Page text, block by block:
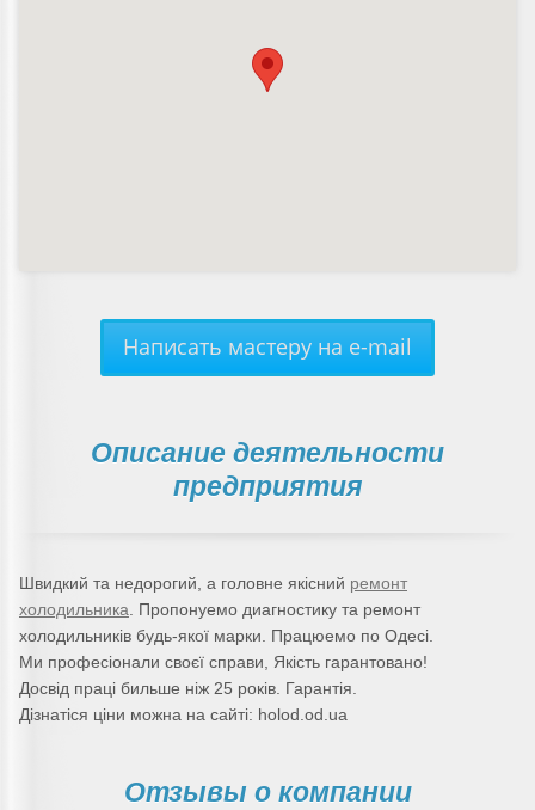
Написать мастеру на e-mail
Описание деятельности
предприятия
Швидкий та недорогий, а головне якісний ремонт
холодильника . Пропонуемо диагностику та ремонт
холодильників будь-якої марки. Працюемо по Одесі.
Ми професіонали своєї справи, Якість гарантовано!
Досвід праці бильше ніж 25 років. Гарантія.
Дізнатіся ціни можна на сайті: holod.od.ua
Отзывы о компании